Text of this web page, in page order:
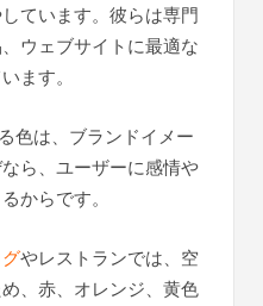
ています。彼らは専門
ウェブサイトに最適な
ます。
色は、ブランドイメー
ら、ユーザーに感情や
からです。
やレストランでは、空
、赤、オレンジ、黄色